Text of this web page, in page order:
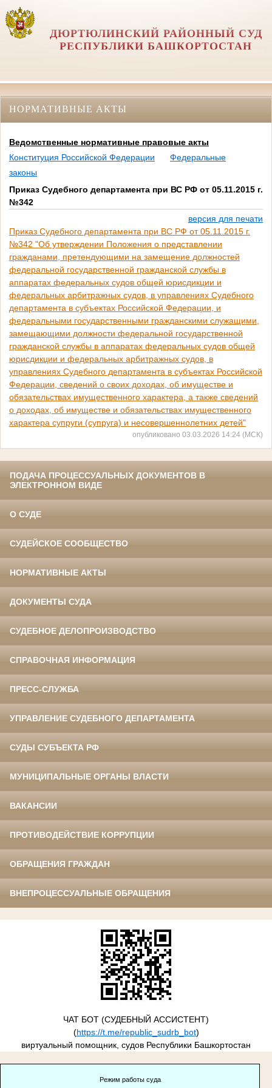
ДЮРТЮЛИНСКИЙ РАЙОННЫЙ СУД
РЕСПУБЛИКИ БАШКОРТОСТАН
НОРМАТИВНЫЕ АКТЫ
Ведомственные нормативные правовые акты
Конституция Российской Федерации
Федеральные
законы
Приказ Судебного департамента при ВС РФ от 05.11.2015 г.
№342
версия для печати
Приказ Судебного департамента при ВС РФ от 05.11.2015 г.
№342 "Об утверждении Положения о представлении
гражданами, претендующими на замещение должностей
федеральной государственной гражданской службы в
аппаратах федеральных судов общей юрисдикции и
федеральных арбитражных судов, в управлениях Судебного
департамента в субъектах Российской Федерации, и
федеральными государственными гражданскими служащими,
замещающими должности федеральной государственной
гражданской службы в аппаратах федеральных судов общей
юрисдикции и федеральных арбитражных судов, в
управлениях Судебного департамента в субъектах Российской
Федерации, сведений о своих доходах, об имуществе и
обязательствах имущественного характера, а также сведений
о доходах, об имуществе и обязательствах имущественного
характера супруги (супруга) и несовершеннолетних детей"
опубликовано 03.03.2026 14:24 (МСК)
ПОДАЧА ПРОЦЕССУАЛЬНЫХ ДОКУМЕНТОВ В
ЭЛЕКТРОННОМ ВИДЕ
О СУДЕ
СУДЕЙСКОЕ СООБЩЕСТВО
НОРМАТИВНЫЕ АКТЫ
ДОКУМЕНТЫ СУДА
СУДЕБНОЕ ДЕЛОПРОИЗВОДСТВО
СПРАВОЧНАЯ ИНФОРМАЦИЯ
ПРЕСС-СЛУЖБА
УПРАВЛЕНИЕ СУДЕБНОГО ДЕПАРТАМЕНТА
СУДЫ СУБЪЕКТА РФ
МУНИЦИПАЛЬНЫЕ ОРГАНЫ ВЛАСТИ
ВАКАНСИИ
ПРОТИВОДЕЙСТВИЕ КОРРУПЦИИ
ОБРАЩЕНИЯ ГРАЖДАН
ВНЕПРОЦЕССУАЛЬНЫЕ ОБРАЩЕНИЯ
ЧАТ БОТ (СУДЕБНЫЙ АССИСТЕНТ)
(https://t.me/republic_sudrb_bot)
виртуальный помощник, судов Республики Башкортостан
Режим работы суда